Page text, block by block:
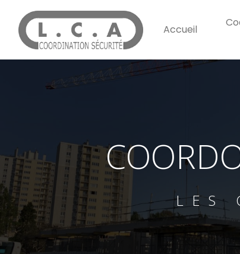
Accueil
LES